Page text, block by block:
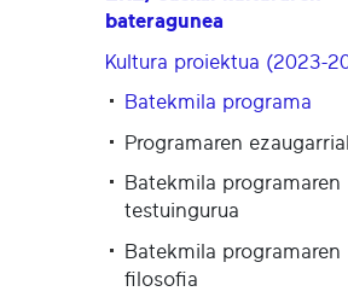
bateragunea
Kultura proiektua (2023-
Batekmila programa
Programaren
Batekmila programaren
testuingurua
Batekmila programaren
filosofia